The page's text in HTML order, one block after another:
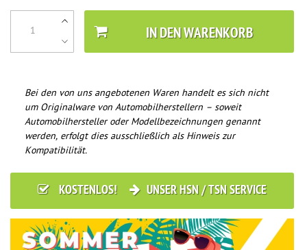
IN DEN WARENKORB
Bei den von uns angebotenen Waren handelt es sich nicht
um Originalware von Automobilherstellern – soweit
Automobilhersteller oder Modellbezeichnungen genannt
werden, erfolgt dies ausschließlich als Hinweis zur
Kompatibilität.
KOSTENLOS! UNSER HSN / TSN SERVICE